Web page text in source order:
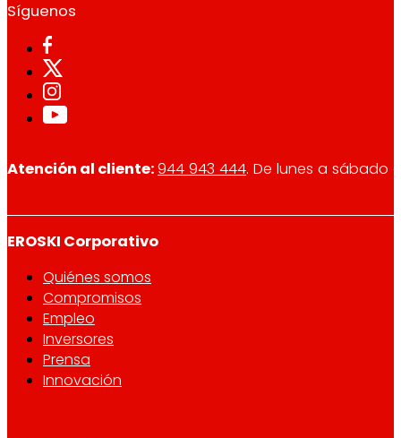
Síguenos
Atención al cliente:944 943 444. De lunes a sábado
EROSKI Corporativo
Quiénes somos
Compromisos
Empleo
Inversores
Prensa
Innovación